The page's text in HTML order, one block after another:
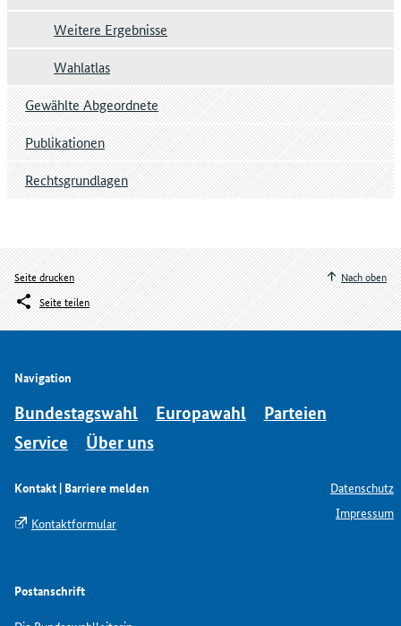
Weitere Ergebnisse
Wahlatlas
Gewählte Abgeordnete
Publikationen
Rechtsgrundlagen
Seite drucken
Seite teilen
Nach oben
Navigation
Bundestagswahl Europawahl
Parteien
Service
Über uns
Kontakt | Barriere melden
Kontaktformular
Postanschrift
Datenschutz
Impressum